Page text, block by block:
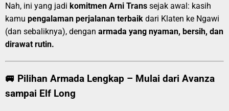
Nah, ini yang jadi komitmen Arni Trans sejak awal: kasih
kamu pengalaman perjalanan terbaik dari Klaten ke Ngawi
(dan sebaliknya), dengan armada yang nyaman, bersih, dan
dirawat rutin.
🚐 Pilihan Armada Lengkap – Mulai dari Avanza
sampai Elf Long